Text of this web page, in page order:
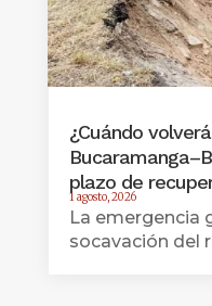
¿Cuándo
plazo de
1 agosto, 2026
La emergencia
socavación del